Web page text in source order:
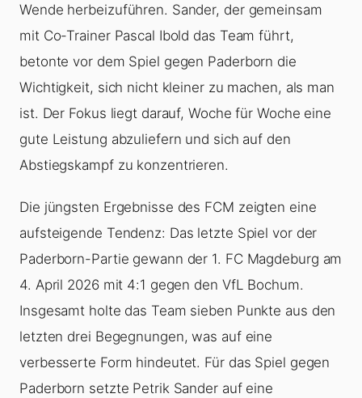
Wende herbeizuführen. Sander, der gemeinsam
mit Co-Trainer Pascal Ibold das Team führt,
betonte vor dem Spiel gegen Paderborn die
Wichtigkeit, sich nicht kleiner zu machen, als man
ist. Der Fokus liegt darauf, Woche für Woche eine
gute Leistung abzuliefern und sich auf den
Abstiegskampf zu konzentrieren.
Die jüngsten Ergebnisse des FCM zeigten eine
aufsteigende Tendenz: Das letzte Spiel vor der
Paderborn-Partie gewann der 1. FC Magdeburg am
4. April 2026 mit 4:1 gegen den VfL Bochum.
Insgesamt holte das Team sieben Punkte aus den
letzten drei Begegnungen, was auf eine
verbesserte Form hindeutet. Für das Spiel gegen
Paderborn setzte Petrik Sander auf eine